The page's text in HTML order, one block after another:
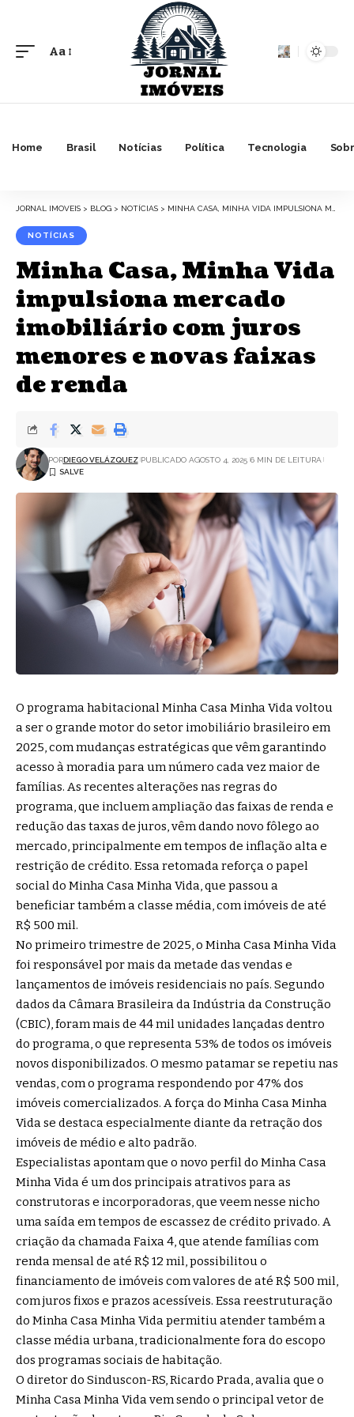
Font
Aa
Home Brasil Notícias Política Tecnologia
JORNAL IMOVEIS > BLOG > NOTÍCIAS > MINHA CASA, MINHA VIDA IMPULSIONA MERCADO IMOBILIÁRIO COM JUROS MENORES E NOVAS FAIXAS DE RENDA
NOTÍCIAS
Minha Casa, Minha Vida
impulsiona mercado
imobiliário com juros
menores e novas faixas
de renda
PORDIEGO VELÁZQUEZ PUBLICADO AGOSTO 4, 2025 6 MIN DE LEITURA
O programa habitacional Minha Casa Minha Vida voltou
a ser o grande motor do setor imobiliário brasileiro em
2025, com mudanças estratégicas que vêm garantindo
acesso à moradia para um número cada vez maior de
famílias. As recentes alterações nas regras do
programa, que incluem ampliação das faixas de renda e
redução das taxas de juros, vêm dando novo fôlego ao
mercado, principalmente em tempos de inflação alta e
restrição de crédito. Essa retomada reforça o papel
social do Minha Casa Minha Vida, que passou a
beneficiar também a classe média, com imóveis de até
R$ 500 mil.
No primeiro trimestre de 2025, o Minha Casa Minha Vida
foi responsável por mais da metade das vendas e
lançamentos de imóveis residenciais no país. Segundo
dados da Câmara Brasileira da Indústria da Construção
(CBIC), foram mais de 44 mil unidades lançadas dentro
do programa, o que representa 53% de todos os imóveis
novos disponibilizados. O mesmo patamar se repetiu nas
vendas, com o programa respondendo por 47% dos
imóveis comercializados. A força do Minha Casa Minha
Vida se destaca especialmente diante da retração dos
imóveis de médio e alto padrão.
Especialistas apontam que o novo perfil do Minha Casa
Minha Vida é um dos principais atrativos para as
construtoras e incorporadoras, que veem nesse nicho
uma saída em tempos de escassez de crédito privado. A
criação da chamada Faixa 4, que atende famílias com
renda mensal de até R$ 12 mil, possibilitou o
financiamento de imóveis com valores de até R$ 500 mil,
com juros fixos e prazos acessíveis. Essa reestruturação
do Minha Casa Minha Vida permitiu atender também a
classe média urbana, tradicionalmente fora do escopo
dos programas sociais de habitação.
O diretor do Sinduscon-RS, Ricardo Prada, avalia que o
Minha Casa Minha Vida vem sendo o principal vetor de